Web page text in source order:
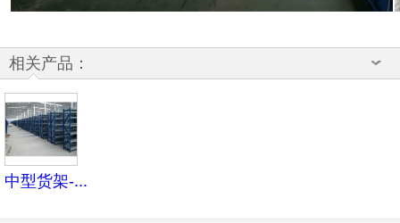
相关产品：
中型货架-...